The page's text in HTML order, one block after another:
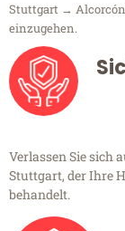
Stuttgart →
einzugehen.
Verlassen Sie sich
Stuttgart, der Ihre
behandelt.